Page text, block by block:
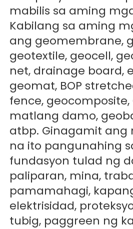
mabilis sa aming
Kabilang sa aming
ang geomembrane,
geotextile, geocell,
net, drainage board,
geomat, BOP
fence, geocomposite,
matlang damo,
atbp. Ginagamit ang
na ito pangunahing
fundasyon tulad ng
paliparan, mina,
pamamahagi,
elektrisidad,
tubig, paggreen ng